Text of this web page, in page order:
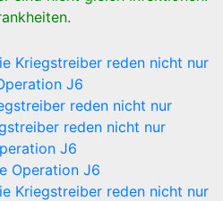
Kriegstreiber reden nicht nur
J6
reden nicht nur
reden nicht nur
J6
Operation J6
Kriegstreiber reden nicht nur